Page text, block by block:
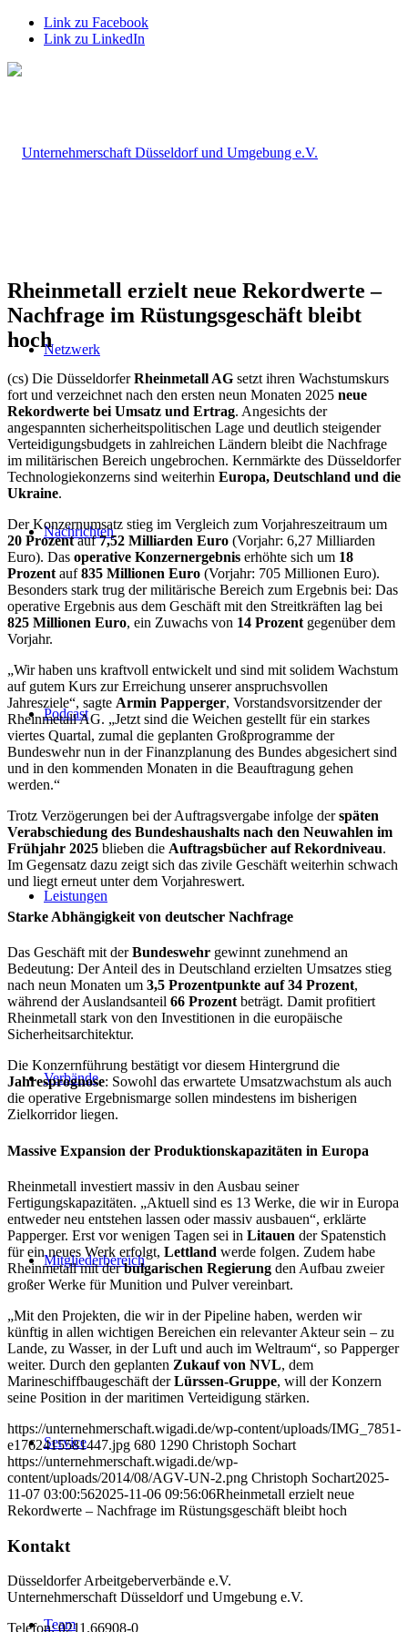
Link zu Facebook
Link zu LinkedIn
Netzwerk
Nachrichten
Podcast
Leistungen
Verbände
Mitgliederbereich
Service
Team
Rheinmetall erzielt neue Rekordwerte –
Nachfrage im Rüstungsgeschäft bleibt
hoch
(cs) Die DüsseldorferRheinmetall AG setzt ihren Wachstumskurs
fort und verzeichnet nach den ersten neun Monaten 2025 neue
Rekordwerte bei Umsatz und Ertrag. Angesichts der
angespannten sicherheitspolitischen Lage und deutlich steigender
Verteidigungsbudgets in zahlreichen Ländern bleibt die Nachfrage
im militärischen Bereich ungebrochen. Kernmärkte des Düsseldorfer
Technologiekonzerns sind weiterhin Europa, Deutschland und die
Ukraine.
Der Konzernumsatz stieg im Vergleich zum Vorjahreszeitraum um
20 Prozentauf7,52 Milliarden Euro (Vorjahr: 6,27 Milliarden
Euro). Das operative Konzernergebnis erhöhte sich um 18
Prozent auf835 Millionen Euro (Vorjahr: 705 Millionen Euro).
Besonders stark trug der militärische Bereich zum Ergebnis bei: Das
operative Ergebnis aus dem Geschäft mit den Streitkräften lag bei
825 Millionen Euro, ein Zuwachs von 14 Prozent gegenüber dem
Vorjahr.
„Wir haben uns kraftvoll entwickelt und sind mit solidem Wachstum
auf gutem Kurs zur Erreichung unserer anspruchsvollen
Jahresziele“, sagte Armin Papperger, Vorstandsvorsitzender der
Rheinmetall AG. „Jetzt sind die Weichen gestellt für ein starkes
viertes Quartal, zumal die geplanten Großprogramme der
Bundeswehr nun in der Finanzplanung des Bundes abgesichert sind
und in den kommenden Monaten in die Beauftragung gehen
werden.“
Trotz Verzögerungen bei der Auftragsvergabe infolge derspäten
Verabschiedung des Bundeshaushalts nach den Neuwahlen im
Frühjahr 2025 blieben die Auftragsbücher auf Rekordniveau.
Im Gegensatz dazu zeigt sich das zivile Geschäft weiterhin schwach
und liegt erneut unter dem Vorjahreswert.
Starke Abhängigkeit von deutscher Nachfrage
Das Geschäft mit derBundeswehr gewinnt zunehmend an
Bedeutung: Der Anteil des in Deutschland erzielten Umsatzes stieg
nach neun Monaten um 3,5 Prozentpunkte auf 34 Prozent,
während der Auslandsanteil 66 Prozent beträgt. Damit profitiert
Rheinmetall stark von den Investitionen in die europäische
Sicherheitsarchitektur.
Die Konzernführung bestätigt vor diesem Hintergrund die
Jahresprognose: Sowohl das erwartete Umsatzwachstum als auch
die operative Ergebnismarge sollen mindestens im bisherigen
Zielkorridor liegen.
Massive Expansion der Produktionskapazitäten in Europa
Rheinmetall investiert massiv in den Ausbau seiner
Fertigungskapazitäten. „Aktuell sind es 13 Werke, die wir in Europa
entweder neu entstehen lassen oder massiv ausbauen“, erklärte
Papperger. Erst vor wenigen Tagen sei in Litauen der Spatenstich
für ein neues Werk erfolgt, Lettland werde folgen. Zudem habe
Rheinmetall mit derbulgarischen Regierung den Aufbau zweier
großer Werke für Munition und Pulver vereinbart.
„Mit den Projekten, die wir in der Pipeline haben, werden wir
künftig in allen wichtigen Bereichen ein relevanter Akteur sein – zu
Lande, zu Wasser, in der Luft und auch im Weltraum“, so Papperger
weiter. Durch den geplanten Zukauf von NVL, dem
Marineschiffbaugeschäft derLürssen-Gruppe, will der Konzern
seine Position in der maritimen Verteidigung stärken.
https://unternehmerschaft.wigadi.de/wp-content/uploads/IMG_7851-
e1762415581447.jpg 680 1290 Christoph Sochart
https://unternehmerschaft.wigadi.de/wp-
content/uploads/2014/08/AGV-UN-2.png Christoph Sochart2025-
11-07 03:00:562025-11-06 09:56:06Rheinmetall erzielt neue
Rekordwerte – Nachfrage im Rüstungsgeschäft bleibt hoch
Kontakt
Düsseldorfer Arbeitgeberverbände e.V.
Unternehmerschaft Düsseldorf und Umgebung e.V.
Telefon: 0211.66908-0